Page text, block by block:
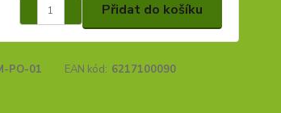
Přidat do košíku
PO-01 EAN kód: 6217100090